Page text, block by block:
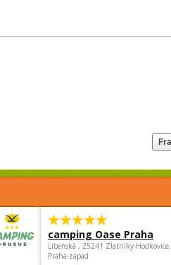
camping Oase Praha
Libeňská , 25241 Zlatníky-Hodkovice,
Praha-západ